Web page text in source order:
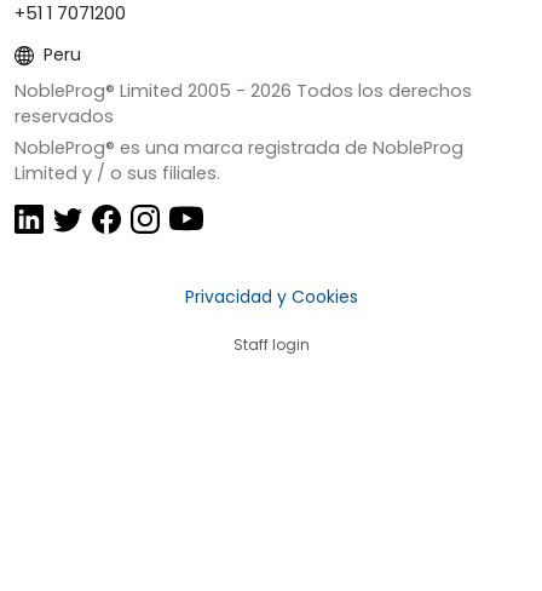
+51 1 7071200
Peru
NobleProg® Limited 2005 - 2026 Todos los derechos
reservados
NobleProg® es una marca registrada de NobleProg
Limited y / o sus filiales.
Privacidad y Cookies
Staff login